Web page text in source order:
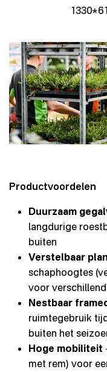
Productvoordelen
Duurzaam
langdurige
buiten
Verstelbaar
schaphoogtes
voor
Nestbaar
ruimtegebruik
buiten het
Hoge mobiliteit
met rem) voor